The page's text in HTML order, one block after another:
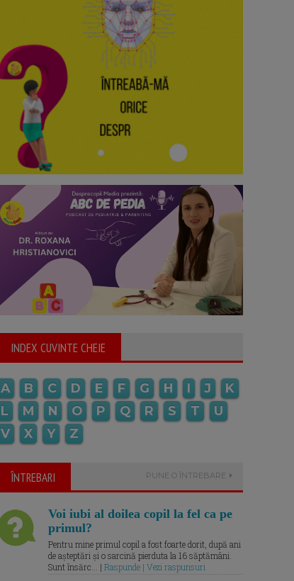
INDEX CUVINTE CHEIE
A B C D E F G H I J
K
L
M N O P Q R S T
U
V
X Y Z
ÎNTREBARI PUNE O ÎNTREBARE
Voi iubi al doilea copil la fel ca pe
primul?
Pentru mine primul copil a fost foarte dorit, după ani
de așteptări și o sarcină pierduta la 16 săptămâni.
Sunt însărc... | Raspunde | Vezi raspunsuri